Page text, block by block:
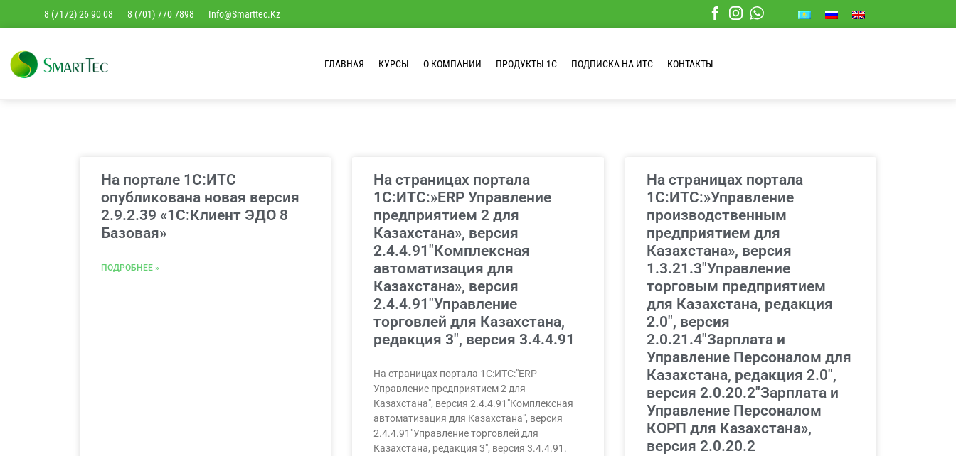
8 (7172) 26 90 08 8 (701) 770 7898 Info@smarttec.kz
ГЛАВНАЯ КУРСЫ О КОМПАНИИ ПРОДУКТЫ 1С ПОДПИСКА НА ИТС КОНТАКТЫ
На портале 1С:ИТС
опубликована новая версия
2.9.2.39 «1С:Клиент ЭДО 8
Базовая»
ПОДРОБНЕЕ »
На страницах портала
1С:ИТС:»ERP Управление
предприятием 2 для
Казахстана», версия
2.4.4.91″Комплексная
автоматизация для
Казахстана», версия
2.4.4.91″Управление
торговлей для Казахстана,
редакция 3″, версия 3.4.4.91
На страницах портала 1С:ИТС:"ERP
Управление предприятием 2 для
Казахстана", версия 2.4.4.91"Комплексная
автоматизация для Казахстана", версия
2.4.4.91"Управление торговлей для
Казахстана, редакция 3", версия 3.4.4.91.
На страницах портала
1С:ИТС:»Управление
производственным
предприятием для
Казахстана», версия
1.3.21.3″Управление
торговым предприятием
для Казахстана, редакция
2.0″, версия
2.0.21.4″Зарплата и
Управление Персоналом для
Казахстана, редакция 2.0″,
версия 2.0.20.2″Зарплата и
Управление Персоналом
КОРП для Казахстана»,
версия 2.0.20.2